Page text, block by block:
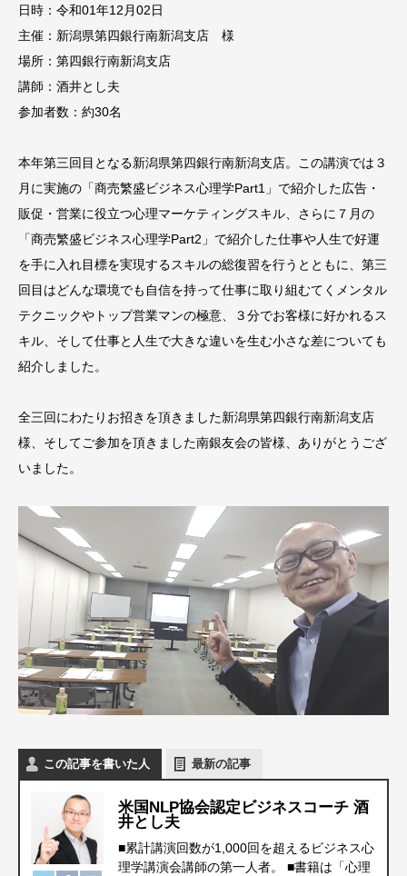
日時：令和01年12月02日
主催：新潟県第四銀行南新潟支店 様
場所：第四銀行南新潟支店
講師：酒井とし夫
参加者数：約30名
本年第三回目となる新潟県第四銀行南新潟支店。この講演では３
月に実施の「商売繁盛ビジネス心理学Part1」で紹介した広告・
販促・営業に役立つ心理マーケティングスキル、さらに７月の
「商売繁盛ビジネス心理学Part2」で紹介した仕事や人生で好運
を手に入れ目標を実現するスキルの総復習を行うとともに、第三
回目はどんな環境でも自信を持って仕事に取り組むてくメンタル
テクニックやトップ営業マンの極意、３分でお客様に好かれるス
キル、そして仕事と人生で大きな違いを生む小さな差についても
紹介しました。
全三回にわたりお招きを頂きました新潟県第四銀行南新潟支店
様、そしてご参加を頂きました南銀友会の皆様、ありがとうござ
いました。
この記事を書いた人 最新の記事
米国NLP協会認定ビジネスコーチ 酒
井とし夫
■累計講演回数が1,000回を超えるビジネス心
理学講演会講師の第一人者。 ■書籍は「心理